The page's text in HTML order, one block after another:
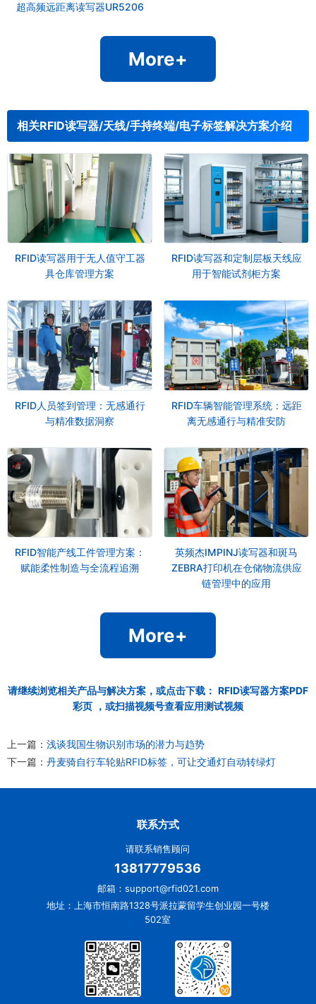
超高频远距离读写器UR5206
More+
相关RFID读写器/天线/手持终端/电子标签解决方案介绍
RFID读写器用于无人值守工器
具仓库管理方案
RFID读写器和定制层板天线应
用于智能试剂柜方案
RFID人员签到管理：无感通行
与精准数据洞察
RFID车辆智能管理系统：远距
离无感通行与精准安防
RFID智能产线工件管理方案：
赋能柔性制造与全流程追溯
英频杰IMPINJ读写器和斑马
ZEBRA打印机在仓储物流供应
链管理中的应用
More+
请继续浏览相关产品与解决方案，或点击下载： RFID读写器方案PDF
彩页 ，或扫描视频号查看应用测试视频
上一篇： 浅谈我国生物识别市场的潜力与趋势
下一篇： 丹麦骑自行车轮贴RFID标签，可让交通灯自动转绿灯
联系方式
请联系销售顾问
13817779536
邮箱：support@rfid021.com
地址：上海市恒南路1328号派拉蒙留学生创业园一号楼
502室